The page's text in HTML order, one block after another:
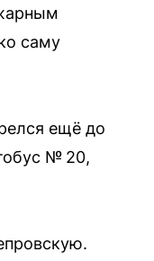
саму
ещё до
№ 20,